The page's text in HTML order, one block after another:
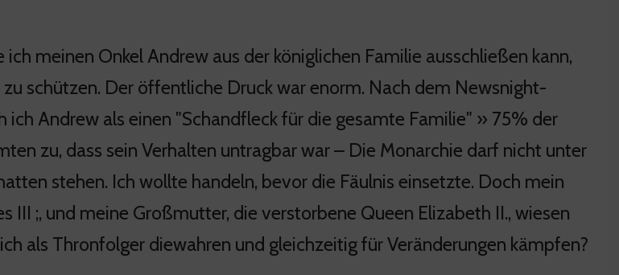
ich meinen Onkel Andrew aus der königlichen Familie ausschließen kann,
schützen. Der öffentliche Druck war enorm. Nach dem Newsnight-
ich Andrew als einen "Schandfleck für die gesamte Familie" » 75% der
zu, dass sein Verhalten untragbar war – Die Monarchie darf nicht unter
stehen. Ich wollte handeln, bevor die Fäulnis einsetzte. Doch mein
III ;, und meine Großmutter, die verstorbene Queen Elizabeth II., wiesen
als Thronfolger diewahren und gleichzeitig für Veränderungen kämpfen?